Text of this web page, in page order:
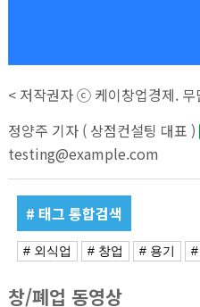
< 저작권자 ⓒ 케이창업경제.
정양주 기자 ( 상점컨설팅 대표 )
testing@example.com
# 태그 통합검색
# 외식업 # 창업 # 용기
창/폐업 동영상